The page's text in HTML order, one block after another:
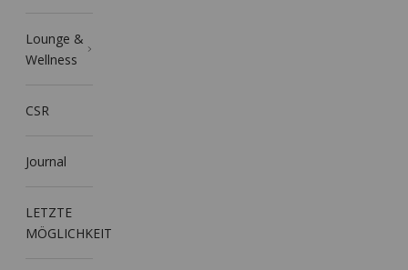
Lounge &
Wellness
CSR
Journal
LETZTE
MÖGLICHKEIT